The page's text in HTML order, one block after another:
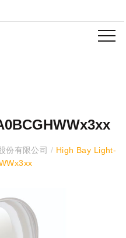
份有限公司 / High Bay Light-